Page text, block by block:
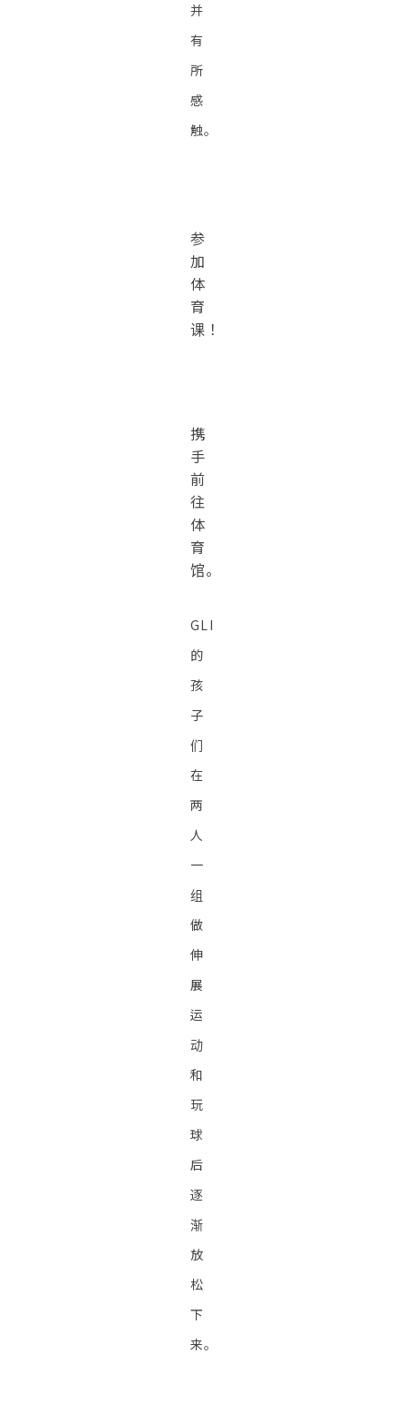
并
有
所
感
触。
参
加
体
育
课！
携
手
前
往
体
育
馆。
GLI
的
孩
子
们
在
两
人
一
组
做
伸
展
运
动
和
玩
球
后
逐
渐
放
松
下
来。